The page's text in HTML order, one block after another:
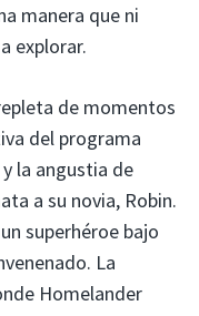
manera que ni
explorar.
de momentos
del programa
la angustia de
a su novia, Robin.
superhéroe bajo
La
Homelander